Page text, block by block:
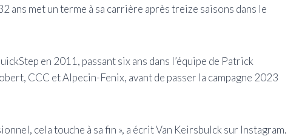
ans met un terme à sa carrière après treize saisons dans le
en 2011, passant six ans dans l’équipe de Patrick
CCC et Alpecin-Fenix, avant de passer la campagne 2023
cela touche à sa fin », a écrit Van Keirsbulck sur Instagram.